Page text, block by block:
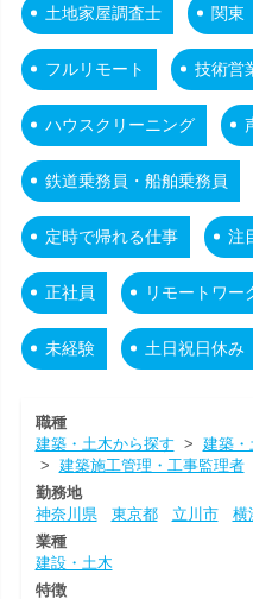
土地家屋調査士 関東
フルリモート 技術営
ハウスクリーニング
鉄道乗務員・船舶乗務員
定時で帰れる仕事 注
正社員 リモートワー
未経験 土日祝日休み
職種
建築・土木から探す > 建築・
> 建築施工管理・工事監理者
勤務地
神奈川県
東京都 立川市 横
業種
建設・土木
特徴